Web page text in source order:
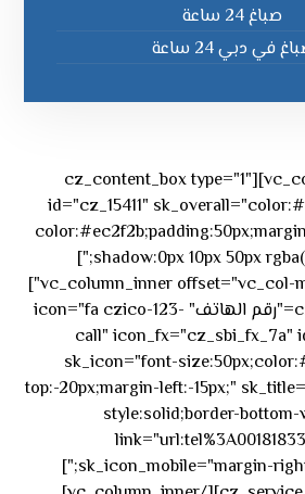
صباغ 24 ساعة
في دبي 24 ساعة
[vc_row][vc_column][cz_content_box type="1"
id="cz_15411"
shadow:0px 10px 50px rgba(236,47,43,0.3);"]
[vc_row_inner][vc_column_inner offset="vc_col-md-4"]
[cz_service_box title="رقم الهاتف" icon="fa czico-123-
call" icon_fx="cz_sbi_fx_7a"
sk_icon="font-
top:-20px;margin-left:-15px;"
style:solid;border-
sk_icon_mobile="margin-